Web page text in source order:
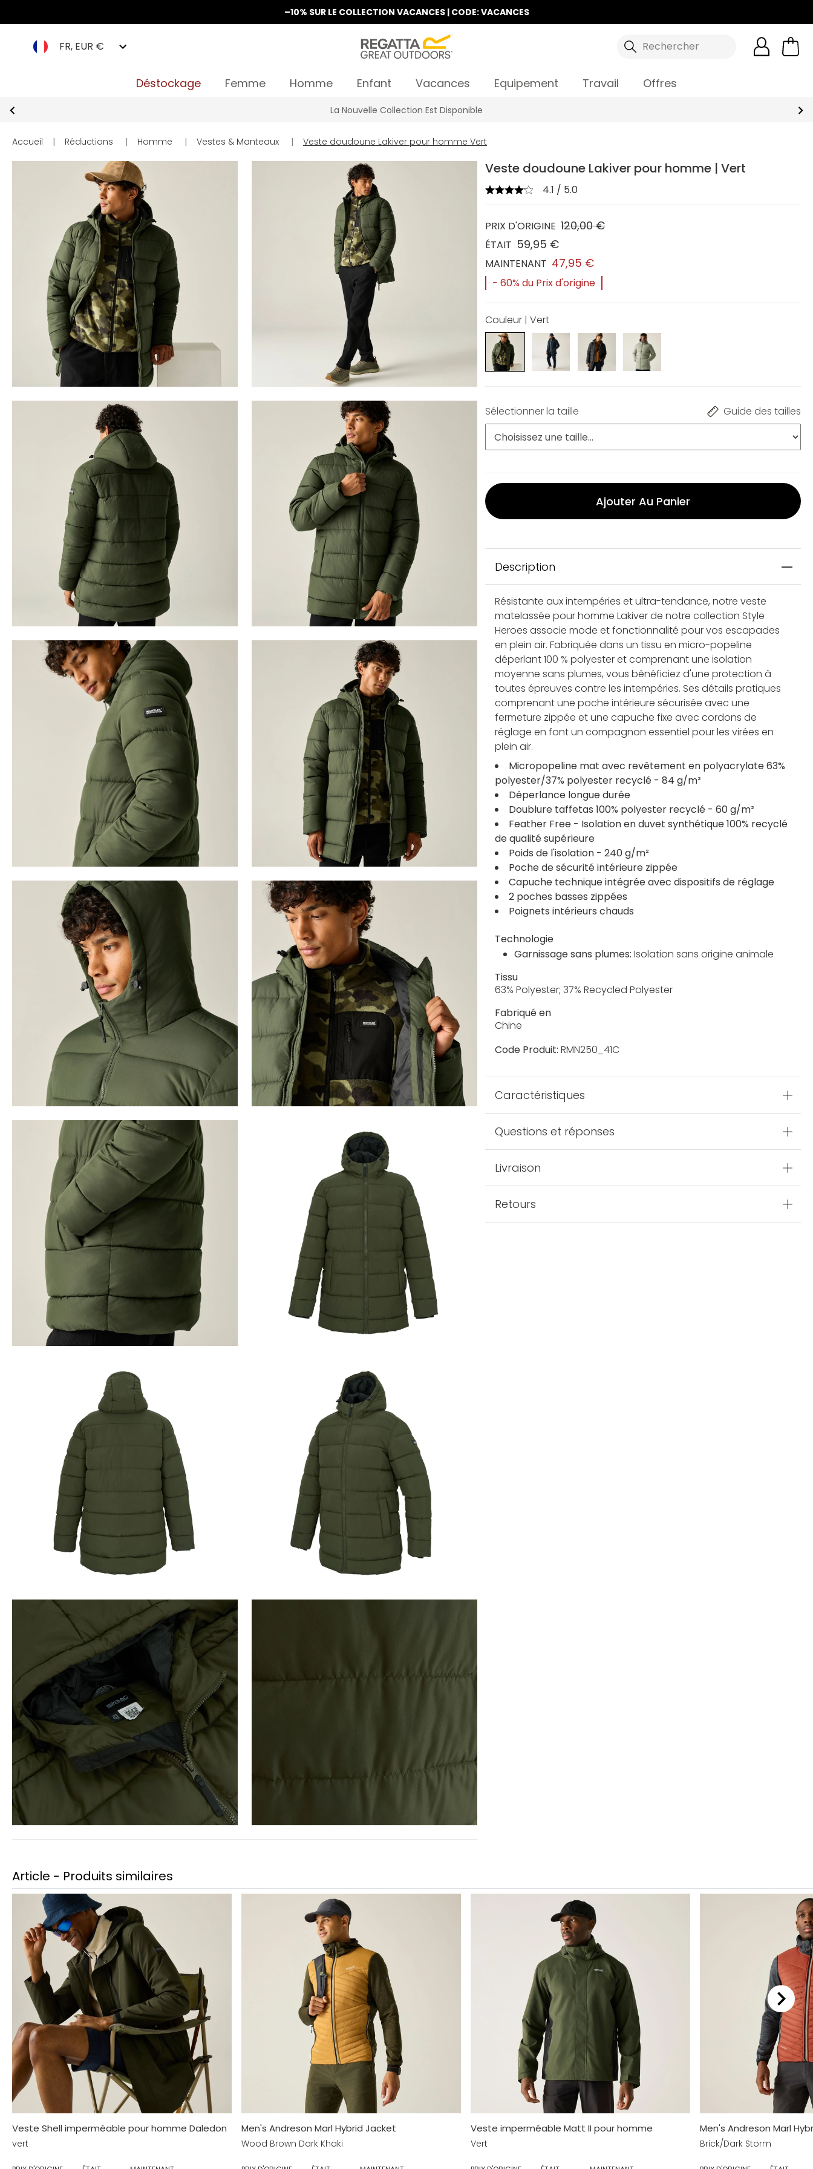
–10% SUR LE COLLECTION VACANCES | CODE: VACANCES
FR, EUR € Rechercher
Déstockage Femme Homme Enfant Vacances Equipement Travail Offres
La Nouvelle Collection Est Disponible
Accueil | Réductions | Homme | Vestes & Manteaux | Veste doudoune Lakiver pour homme Vert
Veste doudoune Lakiver pour homme | Vert
4.1 / 5.0
PRIX D'ORIGINE 120,00 €
ÉTAIT 59,95 €
MAINTENANT 47,95 €
- 60% du Prix d'origine
Couleur | Vert
Sélectionner la taille Guide des tailles
Ajouter Au Panier
Description
Résistante aux intempéries et ultra-tendance, notre veste
matelassée pour homme Lakiver de notre collection Style
Heroes associe mode et fonctionnalité pour vos escapades
en plein air. Fabriquée dans un tissu en micro-popeline
déperlant 100 % polyester et comprenant une isolation
moyenne sans plumes, vous bénéficiez d'une protection à
toutes épreuves contre les intempéries. Ses détails pratiques
comprenant une poche intérieure sécurisée avec une
fermeture zippée et une capuche fixe avec cordons de
réglage en font un compagnon essentiel pour les virées en
plein air.
Micropopeline mat avec revêtement en polyacrylate 63%
polyester/37% polyester recyclé - 84 g/m²
Déperlance longue durée
Doublure taffetas 100% polyester recyclé - 60 g/m²
Feather Free - Isolation en duvet synthétique 100% recyclé
de qualité supérieure
Poids de l'isolation - 240 g/m²
Poche de sécurité intérieure zippée
Capuche technique intégrée avec dispositifs de réglage
2 poches basses zippées
Poignets intérieurs chauds
Technologie
Garnissage sans plumes:Isolation sans origine animale
Tissu
63% Polyester; 37% Recycled Polyester
Fabriqué en
Chine
Code Produit: RMN250_41C
Caractéristiques
Questions et réponses
Livraison
Retours
Article - Produits similaires
Veste Shell imperméable pour homme Daledon
vert
Men's Andreson Marl Hybrid Jacket
Wood Brown Dark Khaki
Veste imperméable Matt II pour homme
Vert
Men's Andreson Marl
Brick/Dark Storm